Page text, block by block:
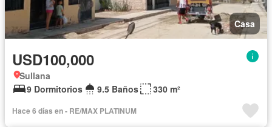
Casa
USD100,000
Sullana
9 Dormitorios
9.5 Baños 330 m²
Hace 6 días en - RE/MAX PLATINUM